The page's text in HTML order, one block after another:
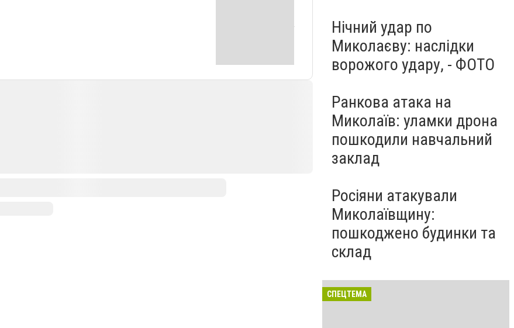
Нічний удар по
Миколаєву: наслідки
ворожого удару, - ФОТО
Ранкова атака на
Миколаїв: уламки дрона
пошкодили навчальний
заклад
Росіяни атакували
Миколаївщину:
пошкоджено будинки та
склад
СПЕЦТЕМА